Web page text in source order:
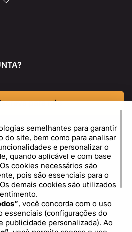
para nós
USD - US Dollar ($)
semelhantes para garantir
do site, bem como para analisar
e personalizar o
quando aplicável e com base
cookies necessários são
pois são essenciais para o
demais cookies são utilizados
, você concorda com o uso
essenciais (configurações do
publicidade personalizada). Ao